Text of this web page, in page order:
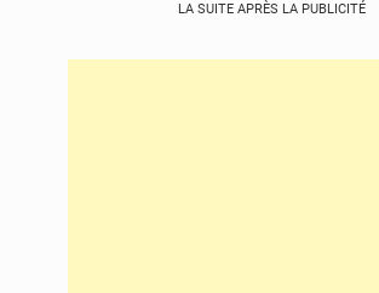
LA SUITE APRÈS LA PUBLICITÉ